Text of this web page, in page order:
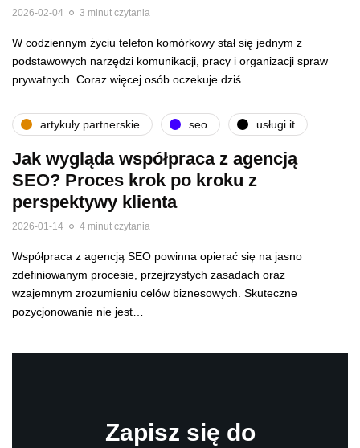
2026-02-04 3 minut czytania
W codziennym życiu telefon komórkowy stał się jednym z
podstawowych narzędzi komunikacji, pracy i organizacji spraw
prywatnych. Coraz więcej osób oczekuje dziś…
artykuły partnerskie seo usługi it
Jak wygląda współpraca z agencją
SEO? Proces krok po kroku z
perspektywy klienta
2026-01-14 4 minut czytania
Współpraca z agencją SEO powinna opierać się na jasno
zdefiniowanym procesie, przejrzystych zasadach oraz
wzajemnym zrozumieniu celów biznesowych. Skuteczne
pozycjonowanie nie jest…
Zapisz się do